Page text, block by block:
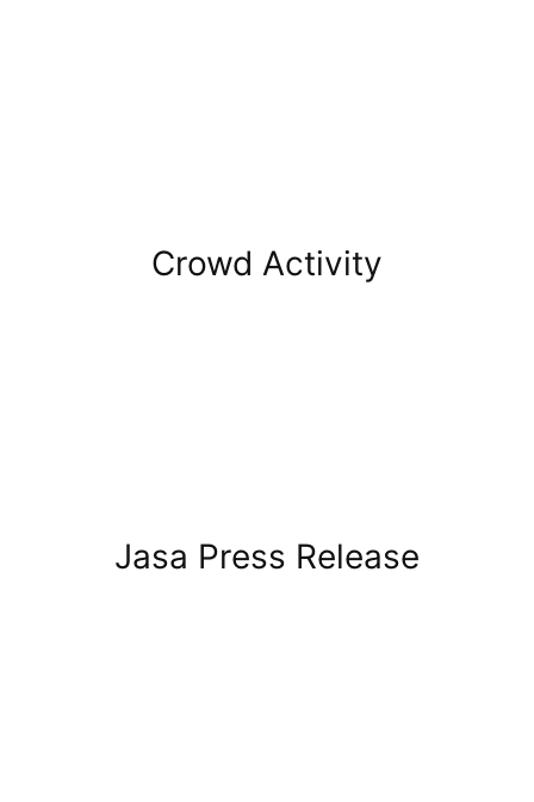
Crowd Activity
Jasa Press Release